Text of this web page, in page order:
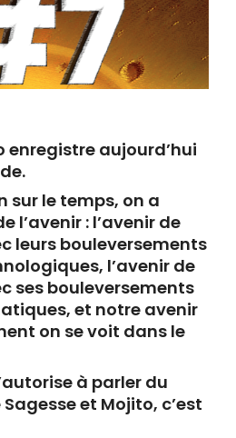
enregistre aujourd’hui
sur le temps, on a
l’avenir : l’avenir de
leurs bouleversements
l’avenir de
ses bouleversements
et notre avenir
on se voit dans le
à parler du
et Mojito, c’est